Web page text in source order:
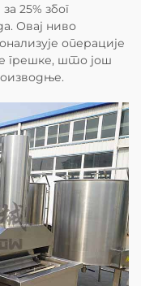
25% због
Овај ниво
операције
грешке, што још